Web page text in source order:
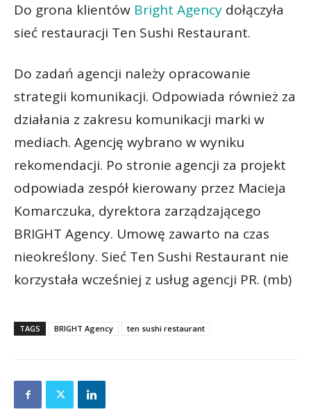
Do grona klientów Bright Agency dołączyła
sieć restauracji Ten Sushi Restaurant.
Do zadań agencji należy opracowanie
strategii komunikacji. Odpowiada również za
działania z zakresu komunikacji marki w
mediach. Agencję wybrano w wyniku
rekomendacji. Po stronie agencji za projekt
odpowiada zespół kierowany przez Macieja
Komarczuka, dyrektora zarządzającego
BRIGHT Agency. Umowę zawarto na czas
nieokreślony. Sieć Ten Sushi Restaurant nie
korzystała wcześniej z usług agencji PR. (mb)
TAGS BRIGHT Agency ten sushi restaurant